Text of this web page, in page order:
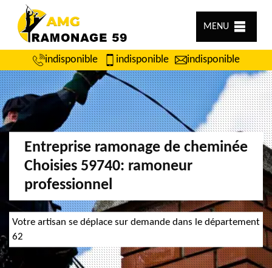
MENU
indisponible indisponible indisponible
Entreprise ramonage de cheminée
Choisies 59740: ramoneur
professionnel
Votre artisan se déplace sur demande dans le département
62